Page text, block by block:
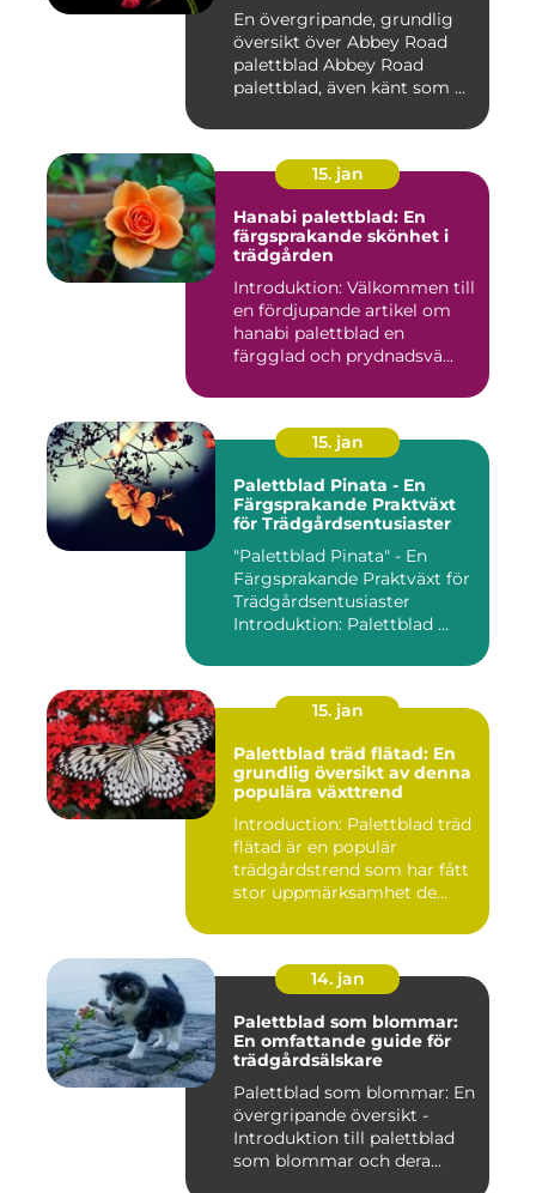
En övergripande, grundlig
översikt över Abbey Road
palettblad Abbey Road
palettblad, även känt som ...
15. jan
Hanabi palettblad: En
färgsprakande skönhet i
trädgården
Introduktion: Välkommen till
en fördjupande artikel om
hanabi palettblad en
färgglad och prydnadsvä...
15. jan
Palettblad Pinata - En
Färgsprakande Praktväxt
för Trädgårdsentusiaster
"Palettblad Pinata" - En
Färgsprakande Praktväxt för
Trädgårdsentusiaster
Introduktion: Palettblad ...
15. jan
Palettblad träd flätad: En
grundlig översikt av denna
populära växttrend
Introduction: Palettblad träd
flätad är en populär
trädgårdstrend som har fått
stor uppmärksamhet de...
14. jan
Palettblad som blommar:
En omfattande guide för
trädgårdsälskare
Palettblad som blommar: En
övergripande översikt -
Introduktion till palettblad
som blommar och dera...